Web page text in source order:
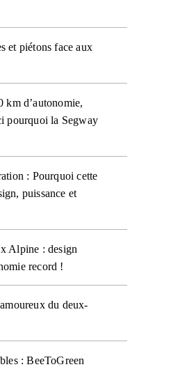
et piétons face aux
km d’autonomie,
pourquoi la Segway
: Pourquoi cette
puissance et
Alpine : design
record !
du deux-
: BeeToGreen